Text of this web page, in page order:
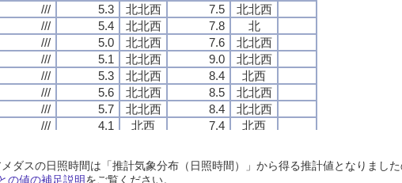
/// 5.3 北北西 7.5
北北西
/// 5.4 北北西 7.8
北
/// 5.0 北北西 7.6
北北西
/// 5.1 北北西 9.0
北北西
/// 5.3 北北西 8.4
北西
/// 5.6 北北西 8.5
北北西
/// 5.7 北北西 8.4
北北西
/// 4.1 北西 7.4
北西
/// 3.8 北西 6.9
北西
/// 3.4 北北西 6.4 北
/// 5.3 北北西 7.5
北北西
/// 5.4 北北西 7.8
北
/// 5.0 北北西 7.6
北北西
/// 5.1 北北西 9.0
北北西
/// 5.3 北北西 8.4
北西
/// 5.6 北北西 8.5
北北西
/// 5.7 北北西 8.4
北北西
/// 4.1 北西 7.4
北西
/// 3.8 北西 6.9
北西
/// 3.4 北北西 6.4 北
/// 5.3 北北西 7.5
北北西
/// 5.4 北北西 7.8
北
/// 5.0 北北西 7.6
北北西
/// 5.1 北北西 9.0
北北西
/// 5.3 北北西 8.4
北西
/// 5.6 北北西 8.5
北北西
/// 5.7 北北西 8.4
北北西
/// 4.1 北西 7.4
北西
/// 3.8 北西 6.9
北西
/// 3.4 北北西 6.4 北
/// 5.3 北北西 7.5
北北西
/// 5.4 北北西 7.8
北
/// 5.0 北北西 7.6
北北西
/// 5.1 北北西 9.0
北北西
/// 5.3 北北西 8.4
北西
/// 5.6 北北西 8.5
北北西
/// 5.7 北北西 8.4
北北西
/// 4.1 北西 7.4
北西
/// 3.8 北西 6.9
北西
/// 3.4 北北西 6.4 北
ダスの日照時間は「推計気象分布（日照時間）」から得る推計値となりまし
の値の補足説明をご覧ください。